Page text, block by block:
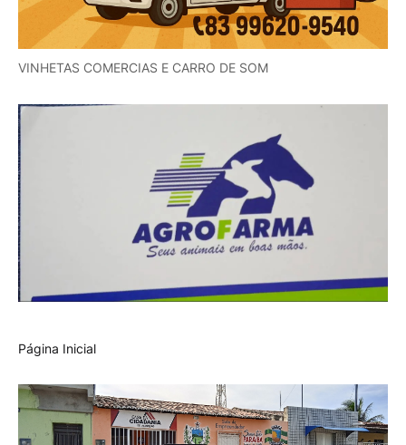
VINHETAS COMERCIAS E CARRO DE SOM
Página Inicial